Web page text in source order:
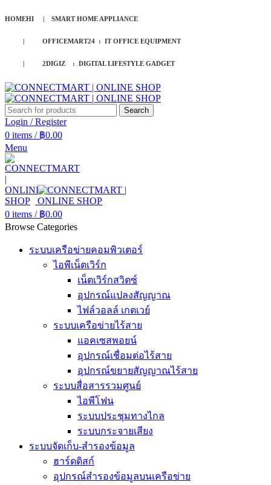
HOMEHI | SMART HOME APPLIANCE
| OFFICEMART24 : IT OFFICE EQUIPMENT
| 2DIGIZ : DIGITAL LIFESTYLE GADGET
Search
Login / Register
0 items / ฿0.00
Menu
0 items / ฿0.00
Browse Categories
ระบบเครือข่ายคอมพิวเตอร์
ไอพีเน็ตเวิร์ก
เน็ตเวิร์กสวิตซ์
อุปกรณ์แปลงสัญญาณ
ไฟล์วอลล์ เกตเวย์
ระบบเครือข่ายไร้สาย
แอคเซสพอยน์
อุปกรณ์เชื่อมต่อไร้สาย
อุปกรณ์ขยายสัญญาณไร้สาย
ระบบสื่อสารรวมศูนย์
ไอพีโฟน
ระบบประชุมทางไกล
ระบบกระจายเสียง
ระบบจัดเก็บ-สำรองข้อมูล
ฮาร์ดดิสก์
อุปกรณ์สำรองข้อมูลบนเครือข่าย